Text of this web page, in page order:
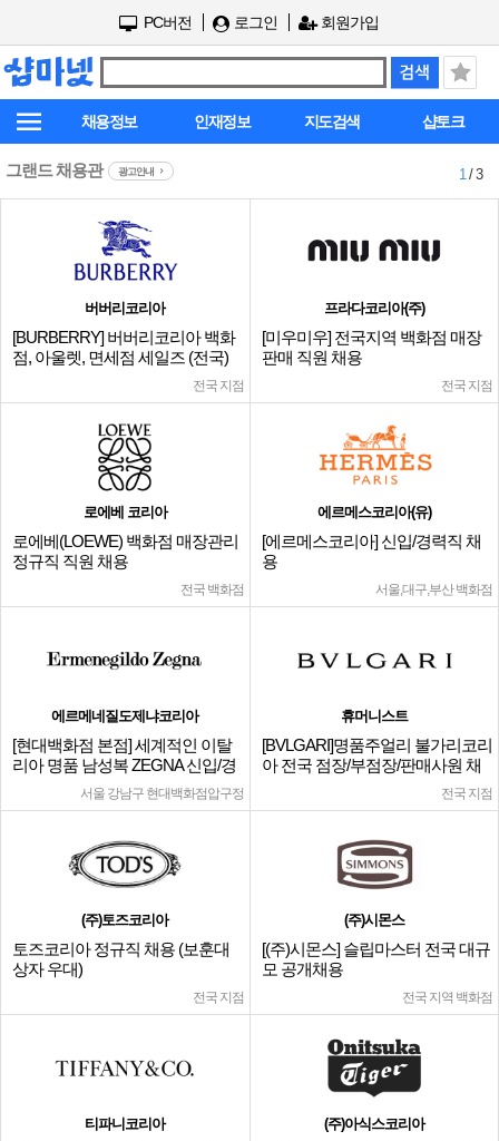
PC버전 로그인 회원가입
채용정보 인재정보 지도검색 샵토크
그랜드 채용관 광고안내 1/ 3
버버리코리아
[BURBERRY] 버버리코리아 백화
점, 아울렛, 면세점 세일즈 (전국)
전국 지점
프라다코리아(주)
[미우미우] 전국지역 백화점 매장
판매 직원 채용
전국 지점
로에베 코리아
로에베(LOEWE) 백화점 매장관리
정규직 직원 채용
전국 백화점
에르메스코리아(유)
[에르메스코리아] 신입/경력직 채
용
서울,대구,부산 백화점
에르메네질도제냐코리아
[현대백화점 본점] 세계적인 이탈
리아 명품 남성복 ZEGNA 신입/경
서울 강남구 현대백화점압구정
휴머니스트
[BVLGARI]명품주얼리 불가리코리
아 전국 점장/부점장/판매사원 채
전국 지점
(주)토즈코리아
토즈코리아 정규직 채용 (보훈대
상자 우대)
전국 지점
(주)시몬스
[(주)시몬스] 슬립마스터 전국 대규
모 공개채용
전국 지역 백화점
티파니코리아 (주)아식스코리아